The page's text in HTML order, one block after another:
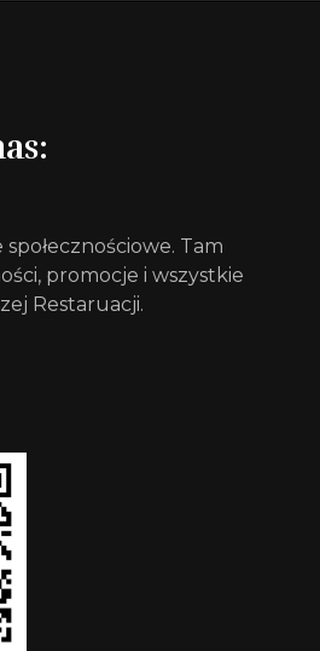
Tam
promocje i wszystkie
Restaruacji.